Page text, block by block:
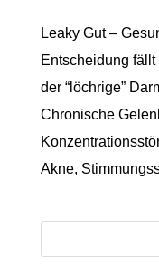
Leaky Gut –
Entscheidung
der “löchrige”
Chronische
Akne,